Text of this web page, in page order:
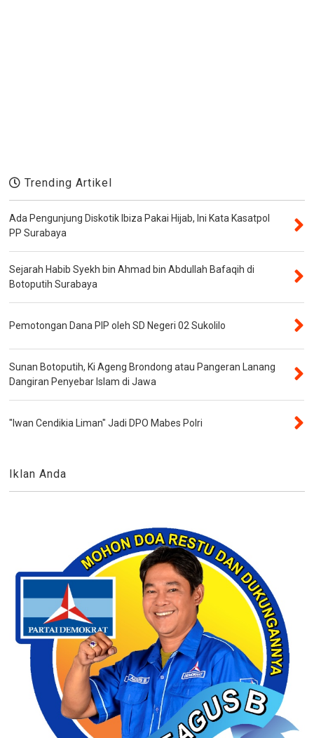
Trending Artikel
Ada Pengunjung Diskotik Ibiza Pakai Hijab, Ini Kata Kasatpol
PP Surabaya
Sejarah Habib Syekh bin Ahmad bin Abdullah Bafaqih di
Botoputih Surabaya
Pemotongan Dana PIP oleh SD Negeri 02 Sukolilo
Sunan Botoputih, Ki Ageng Brondong atau Pangeran Lanang
Dangiran Penyebar Islam di Jawa
"Iwan Cendikia Liman" Jadi DPO Mabes Polri
Iklan Anda